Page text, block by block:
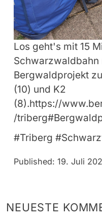
Los geht's mit 15
Schwarzwaldbahn
Bergwaldprojekt
(10) und K2
(8).https://
/
#Triberg
Published: 19. Juli
NEUESTE